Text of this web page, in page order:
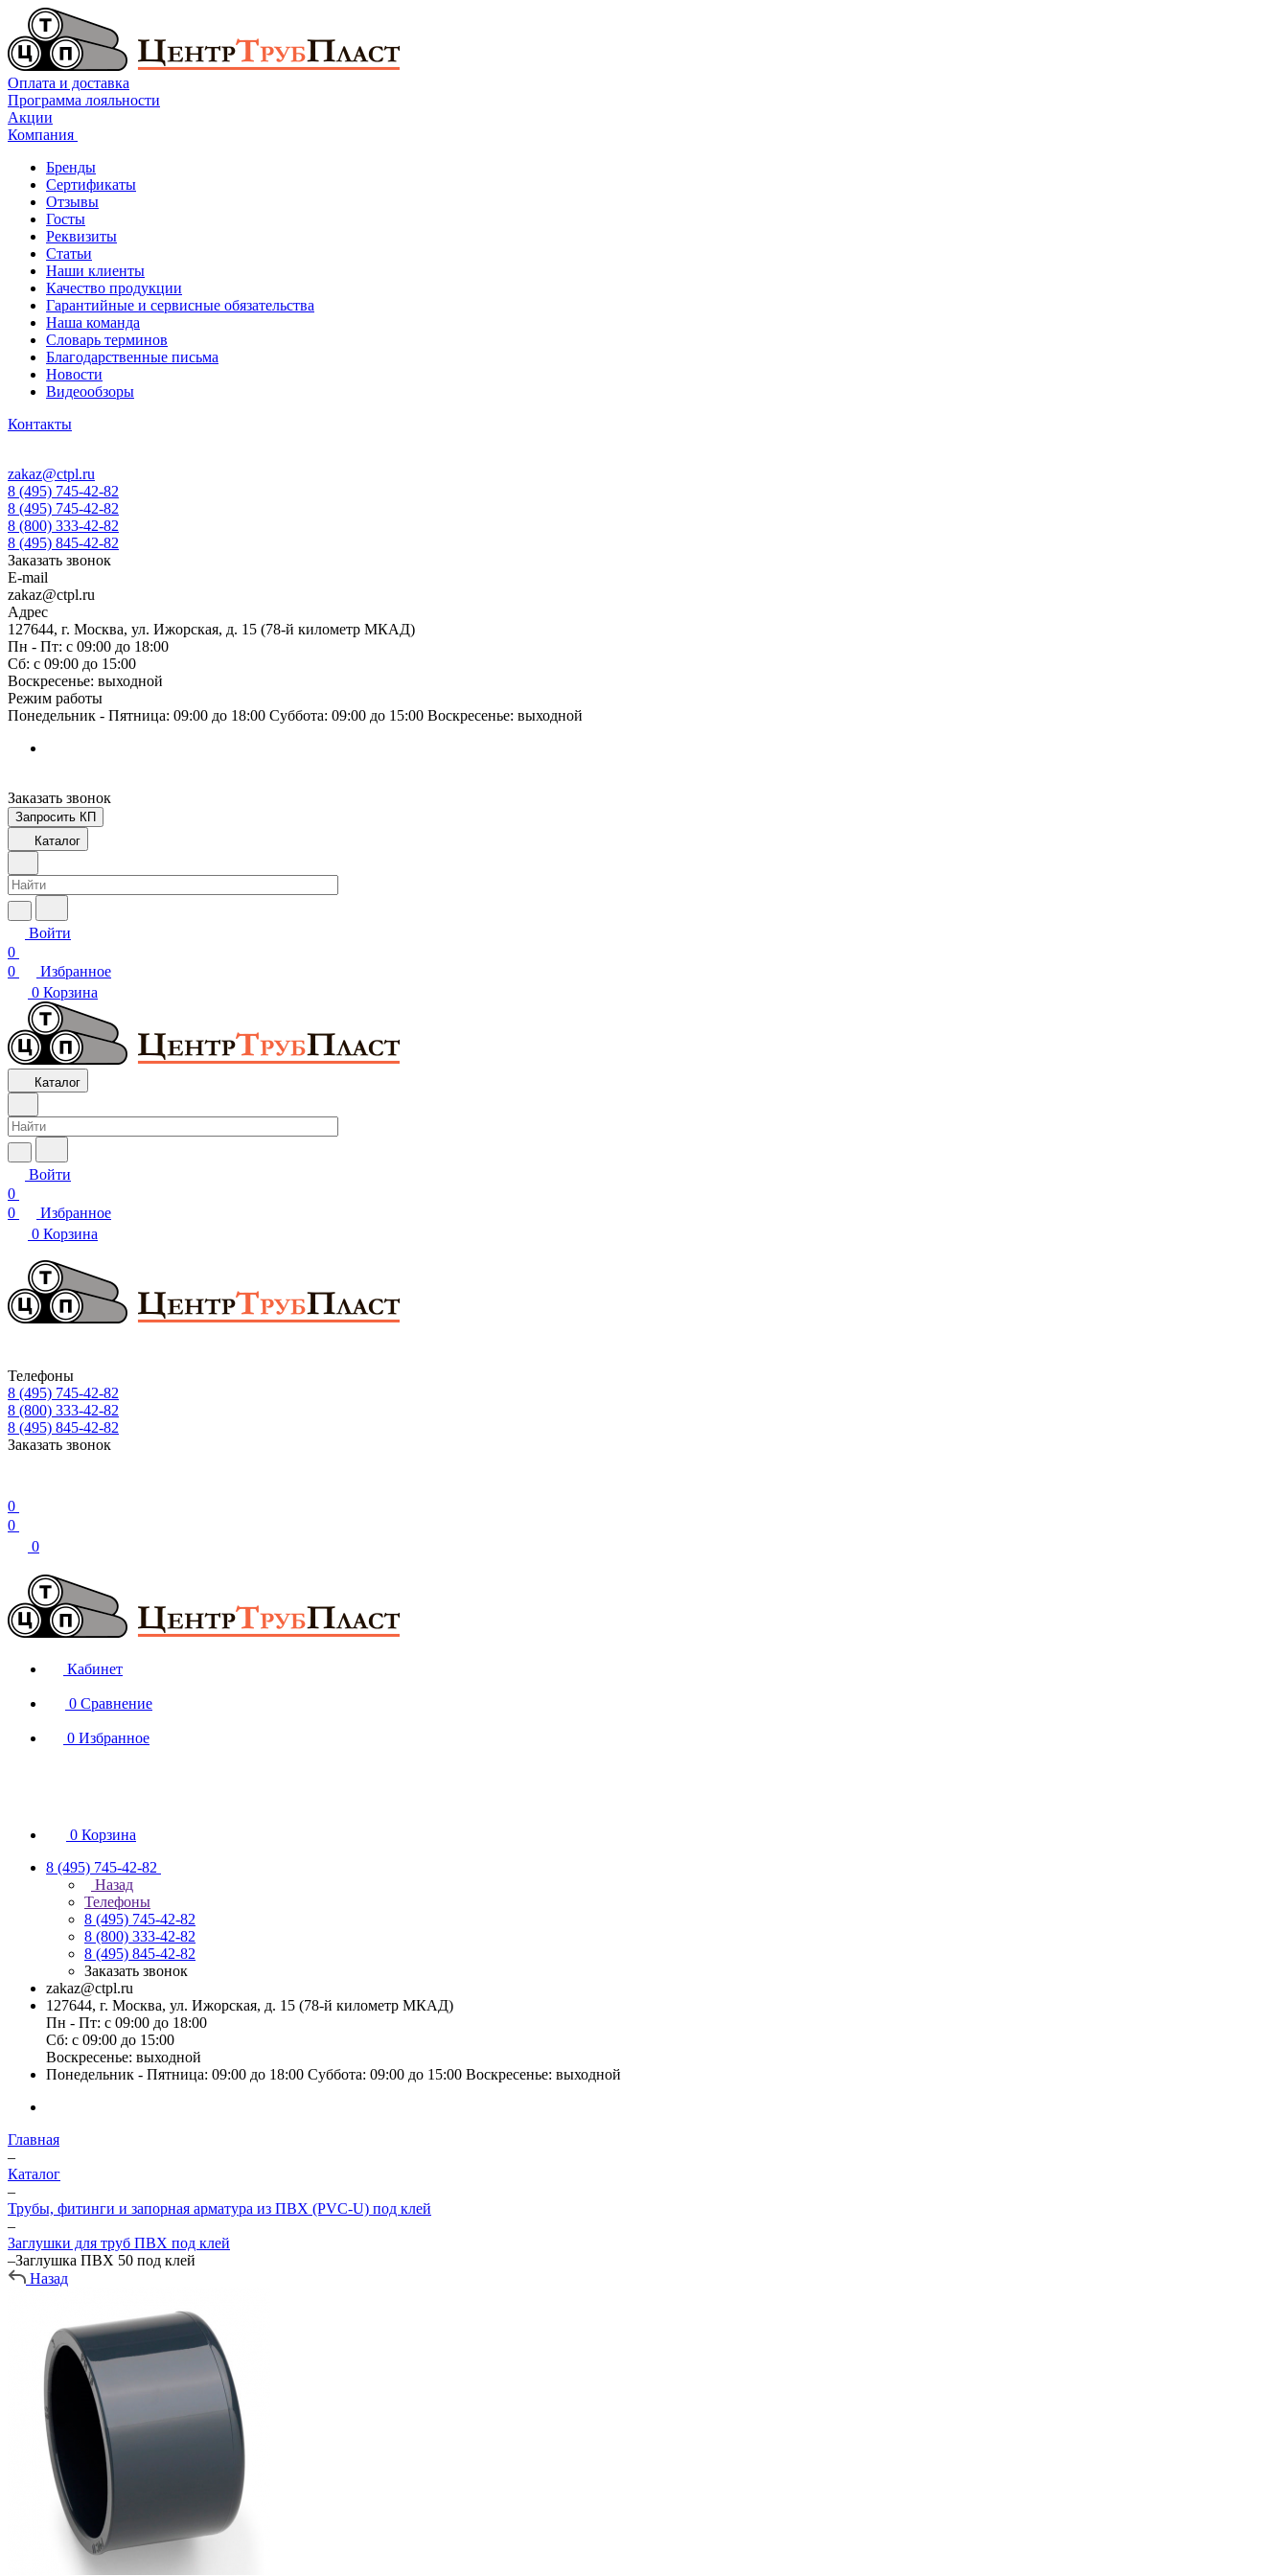
Оплата и доставка
Программа лояльности
Акции
Компания
Бренды
Сертификаты
Отзывы
Госты
Реквизиты
Статьи
Наши клиенты
Качество продукции
Гарантийные и сервисные обязательства
Наша команда
Словарь терминов
Благодарственные письма
Новости
Видеообзоры
Контакты
zakaz@ctpl.ru
8 (495) 745-42-82
8 (495) 745-42-82
8 (800) 333-42-82
8 (495) 845-42-82
Заказать звонок
E-mail
zakaz@ctpl.ru
Адрес
127644, г. Москва, ул. Ижорская, д. 15 (78-й километр МКАД)
Пн - Пт: с 09:00 до 18:00
Сб: с 09:00 до 15:00
Воскресенье: выходной
Режим работы
Понедельник - Пятница: 09:00 до 18:00 Суббота: 09:00 до 15:00 Воскресенье: выходной
Заказать звонок
Запросить КП
Каталог
Войти
0
0
Избранное
0 Корзина
Каталог
Войти
0
0
Избранное
0 Корзина
Телефоны
8 (495) 745-42-82
8 (800) 333-42-82
8 (495) 845-42-82
Заказать звонок
0
0
0
Кабинет
0 Сравнение
0 Избранное
0 Корзина
8 (495) 745-42-82
Назад
Телефоны
8 (495) 745-42-82
8 (800) 333-42-82
8 (495) 845-42-82
Заказать звонок
zakaz@ctpl.ru
127644, г. Москва, ул. Ижорская, д. 15 (78-й километр МКАД)
Пн - Пт: с 09:00 до 18:00
Сб: с 09:00 до 15:00
Воскресенье: выходной
Понедельник - Пятница: 09:00 до 18:00 Суббота: 09:00 до 15:00 Воскресенье: выходной
Главная
–
Каталог
–
Трубы, фитинги и запорная арматура из ПВХ (PVC-U) под клей
–
Заглушки для труб ПВХ под клей
–Заглушка ПВХ 50 под клей
Назад